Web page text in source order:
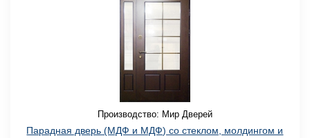
Производство: Мир Дверей
Парадная дверь (МДФ и МДФ) со стеклом, молдингом и